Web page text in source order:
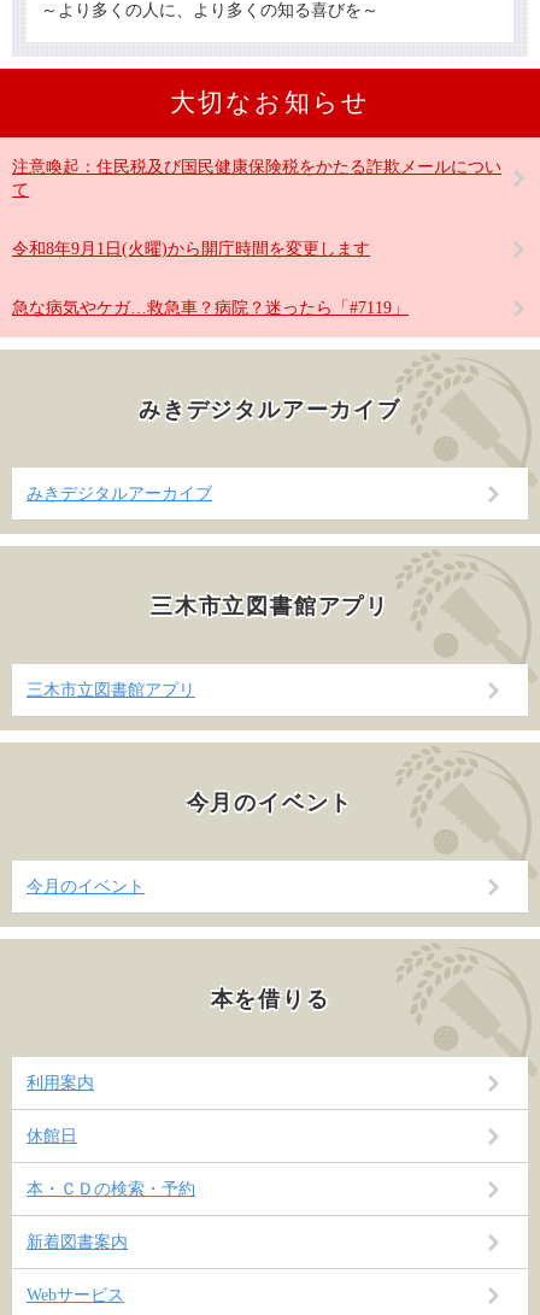
大切なお知らせ
注意喚起：住民税及び国民健康保険税をかたる詐欺メールについ
て
令和8年9月1日(火曜)から開庁時間を変更します
急な病気やケガ…救急車？病院？迷ったら「#7119」
みきデジタルアーカイブ
みきデジタルアーカイブ
三木市立図書館アプリ
三木市立図書館アプリ
今月のイベント
今月のイベント
本を借りる
利用案内
休館日
本・ＣＤの検索・予約
新着図書案内
Webサービス
～より多くの人に、より多くの知る喜びを～